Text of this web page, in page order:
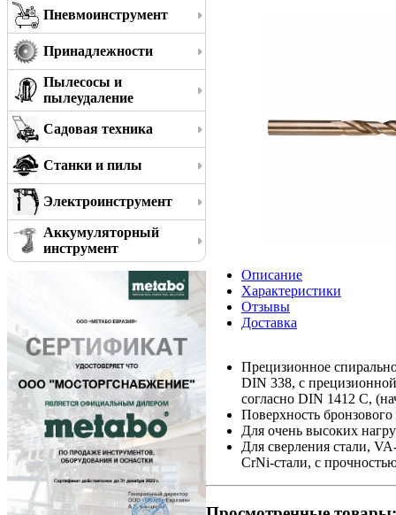
Пневмоинструмент
Принадлежности
Пылесосы и
пылеудаление
Садовая техника
Станки и пилы
Электроинструмент
Аккумуляторный
инструмент
Описание
Характеристики
Отзывы
Доставка
Прецизионное
DIN 338, с
согласно DIN 1412 C,
Поверхность бронзового
Для очень высоких
Для сверления стали,
CrNi-стали, с